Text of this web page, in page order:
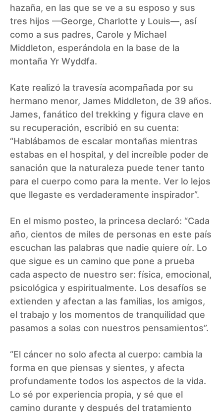
hazaña, en las que se ve a su esposo y sus
tres hijos —George, Charlotte y Louis—, así
como a sus padres, Carole y Michael
Middleton, esperándola en la base de la
montaña Yr Wyddfa.
Kate realizó la travesía acompañada por su
hermano menor, James Middleton, de 39 años.
James, fanático del trekking y figura clave en
su recuperación, escribió en su cuenta:
“Hablábamos de escalar montañas mientras
estabas en el hospital, y del increíble poder de
sanación que la naturaleza puede tener tanto
para el cuerpo como para la mente. Ver lo lejos
que llegaste es verdaderamente inspirador”.
En el mismo posteo, la princesa declaró: “Cada
año, cientos de miles de personas en este país
escuchan las palabras que nadie quiere oír. Lo
que sigue es un camino que pone a prueba
cada aspecto de nuestro ser: física, emocional,
psicológica y espiritualmente. Los desafíos se
extienden y afectan a las familias, los amigos,
el trabajo y los momentos de tranquilidad que
pasamos a solas con nuestros pensamientos”.
“El cáncer no solo afecta al cuerpo: cambia la
forma en que piensas y sientes, y afecta
profundamente todos los aspectos de la vida.
Lo sé por experiencia propia, y sé que el
camino durante y después del tratamiento